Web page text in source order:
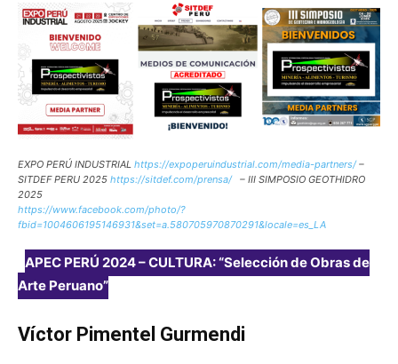
EXPO PERÚ INDUSTRIAL https://expoperuindustrial.com/media-partners/–
SITDEF PERU 2025 https://sitdef.com/prensa/– III SIMPOSIO GEOTHIDRO
2025
https://www.facebook.com/photo/?
fbid=1004606195146931&set=a.580705970870291&locale=es_LA
APEC PERÚ 2024 – CULTURA: “Selección de Obras de
Arte Peruano”
Víctor Pimentel Gurmendi